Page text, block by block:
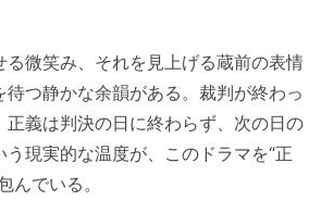
る微笑み、それを見上げる蔵前の表情
待つ静かな余韻がある。裁判が終わっ
正義は判決の日に終わらず、次の日の
現実的な温度が、このドラマを“正
んでいる。